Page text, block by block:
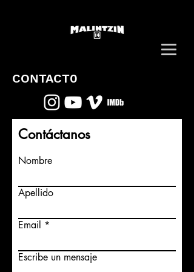
CONTACT0
Contáctanos
Nombre
Apellido
Email
Escribe un mensaje